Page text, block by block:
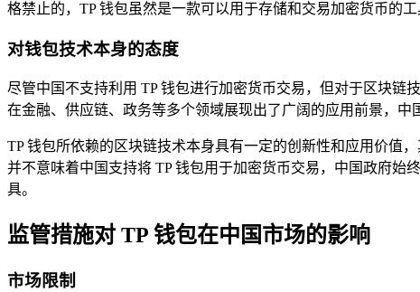
格禁止的，TP 钱包虽然是一款可以用于存储和交易加密货币的
对钱包技术本身的态度
尽管中国不支持利用 TP 钱包进行加密货币交易，但对于区块链
在金融、供应链、政务等多个领域展现出了广阔的应用前景，
TP 钱包所依赖的区块链技术本身具有一定的创新性和应用价值
并不意味着中国支持将 TP 钱包用于加密货币交易，中国政府
具。
监管措施对 TP 钱包在中国市场的影响
市场限制